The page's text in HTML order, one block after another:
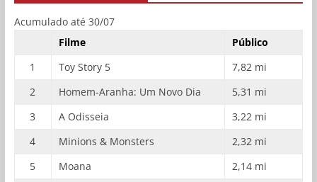
Acumulado até 30/07
Filme
Público
1
Toy Story 5
7,82 mi
2
Homem-Aranha: Um Novo Dia
5,31 mi
3
A Odisseia
3,22 mi
4
Minions & Monsters
2,32 mi
5
Moana
2,14 mi